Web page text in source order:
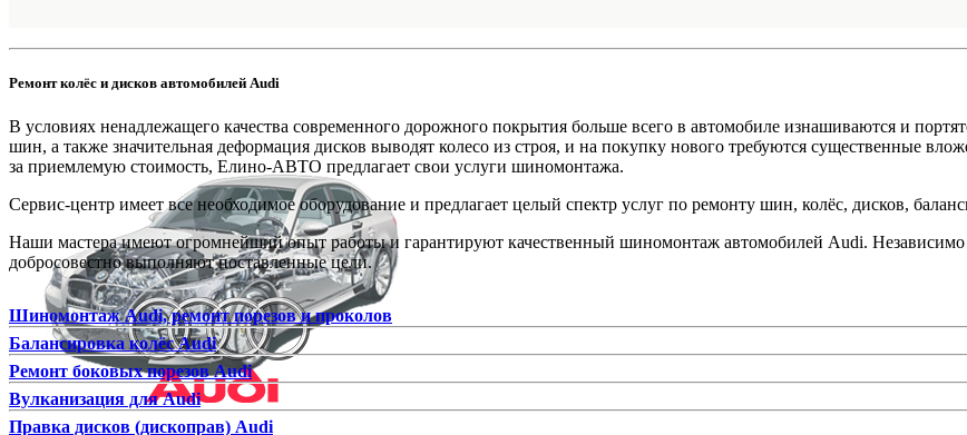
Ремонт колёс и дисков автомобилей Audi
В условиях ненадлежащего качества современного дорожного покрытия больше всего в автомобиле изнашиваются и
шин, а также значительная деформация дисков выводят колесо из строя, и на покупку нового требуются существенные
за приемлемую стоимость, Елино-АВТО предлагает свои услуги шиномонтажа.
Сервис-центр имеет все необходимое оборудование и предлагает целый спектр услуг по ремонту шин, колёс, дисков,
Наши мастера имеют огромнейший опыт работы и гарантируют качественный шиномонтаж автомобилей Audi. Независимо
добросовестно выполняют поставленные цели.
Шиномонтаж Audi, ремонт порезов и проколов
Балансировка колёс Audi
Ремонт боковых порезов Audi
Вулканизация для Audi
Правка дисков (дископрав) Audi